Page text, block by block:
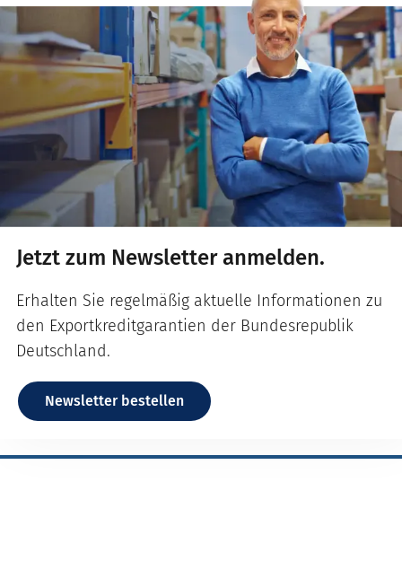
Jetzt zum Newsletter anmelden.
Erhalten Sie regelmäßig aktuelle Informationen zu
den Exportkreditgarantien der Bundesrepublik
Deutschland.
Newsletter bestellen